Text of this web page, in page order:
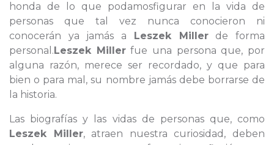
honda de lo que podamosfigurar en la vida de
personas que tal vez nunca conocieron ni
conocerán ya jamás a Leszek Millerde forma
personal.Leszek Millerfue una persona que, por
alguna razón, merece ser recordado, y que para
bien o para mal, su nombre jamás debe borrarse de
la historia.
Las biografías y las vidas de personas que, como
Leszek Miller, atraen nuestra curiosidad, deben